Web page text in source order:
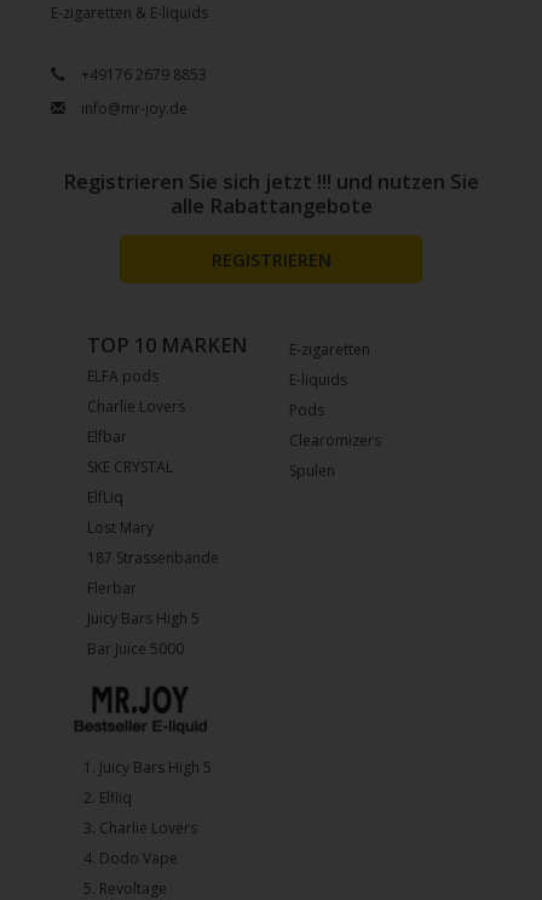
E-zigaretten & E-liquids
+49176 2679 8853
info@mr-joy.de
E-zigaretten
E-liquids
Pods
Clearomizers
Spulen
TOP 10 MARKEN
ELFA pods
Charlie Lovers
Elfbar
SKE CRYSTAL
ElfLiq
Lost Mary
187 Strassenbande
Flerbar
Juicy Bars High 5
Bar Juice 5000
1.⁠ ⁠Juicy Bars High 5
2.⁠ ⁠⁠Elfliq
3.⁠ ⁠⁠Charlie Lovers
4.⁠ ⁠⁠Dodo Vape
5. ⁠Revoltage
Registrieren Sie sich jetzt !!! und nutzen Sie
alle Rabattangebote
REGISTRIEREN